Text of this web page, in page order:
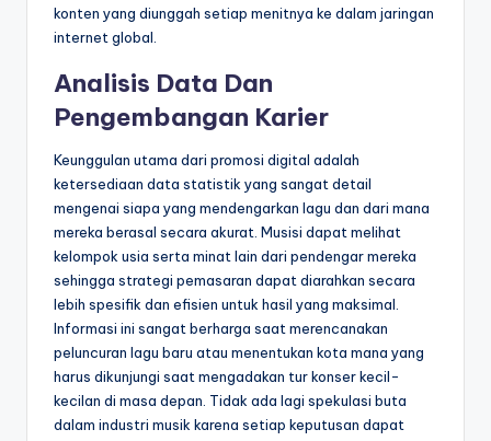
konten yang diunggah setiap menitnya ke dalam jaringan
internet global.
Analisis Data Dan
Pengembangan Karier
Keunggulan utama dari promosi digital adalah
ketersediaan data statistik yang sangat detail
mengenai siapa yang mendengarkan lagu dan dari mana
mereka berasal secara akurat. Musisi dapat melihat
kelompok usia serta minat lain dari pendengar mereka
sehingga strategi pemasaran dapat diarahkan secara
lebih spesifik dan efisien untuk hasil yang maksimal.
Informasi ini sangat berharga saat merencanakan
peluncuran lagu baru atau menentukan kota mana yang
harus dikunjungi saat mengadakan tur konser kecil-
kecilan di masa depan. Tidak ada lagi spekulasi buta
dalam industri musik karena setiap keputusan dapat